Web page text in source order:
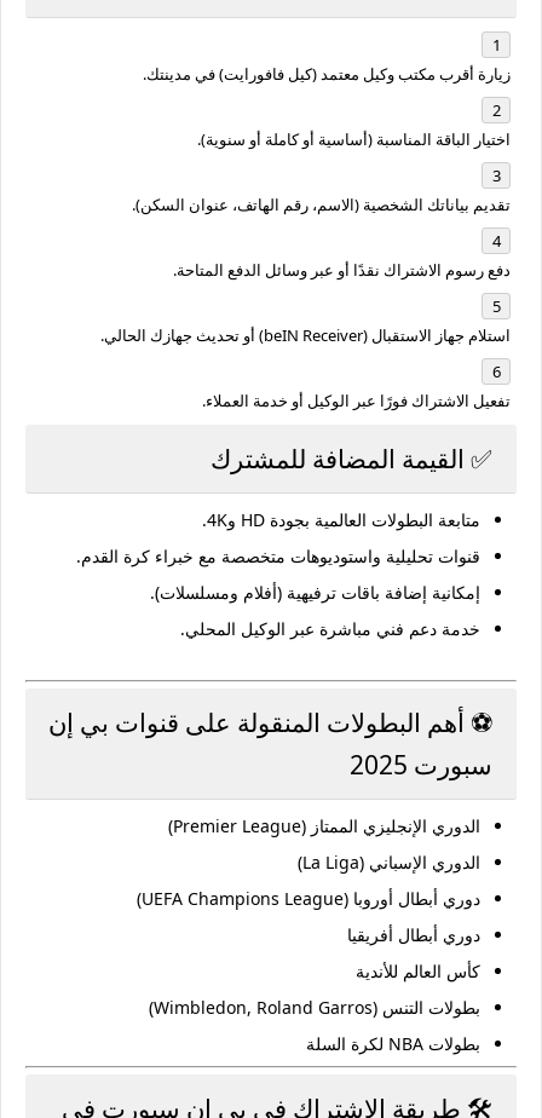
زيارة أقرب مكتب وكيل معتمد (كيل فافورايت) في مدينتك.
اختيار الباقة المناسبة (أساسية أو كاملة أو سنوية).
تقديم بياناتك الشخصية (الاسم، رقم الهاتف، عنوان السكن).
دفع رسوم الاشتراك نقدًا أو عبر وسائل الدفع المتاحة.
استلام جهاز الاستقبال (beIN Receiver) أو تحديث جهازك الحالي.
تفعيل الاشتراك فورًا عبر الوكيل أو خدمة العملاء.
✅ القيمة المضافة للمشترك
متابعة البطولات العالمية بجودة HD و4K.
قنوات تحليلية واستوديوهات متخصصة مع خبراء كرة القدم.
إمكانية إضافة باقات ترفيهية (أفلام ومسلسلات).
خدمة دعم فني مباشرة عبر الوكيل المحلي.
⚽ أهم البطولات المنقولة على قنوات بي إن
سبورت 2025
الدوري الإنجليزي الممتاز (Premier League)
الدوري الإسباني (La Liga)
دوري أبطال أوروبا (UEFA Champions League)
دوري أبطال أفريقيا
كأس العالم للأندية
بطولات التنس (Wimbledon, Roland Garros)
بطولات NBA لكرة السلة
🛠️ طريقة الاشتراك في بي إن سبورت في